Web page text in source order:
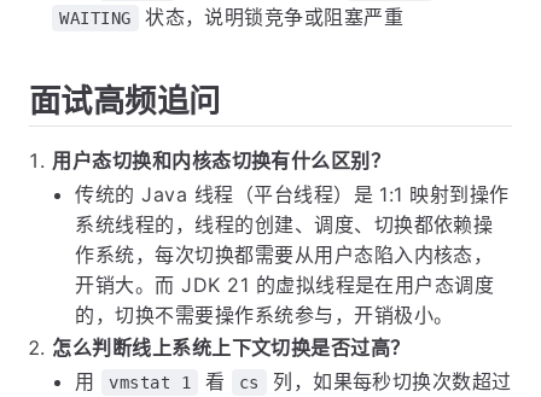
WAITING 状态，说明锁竞争或阻塞严重
面试高频追问
用户态切换和内核态切换有什么区别？
传统的 Java 线程（平台线程）是 1:1 映射到操作
系统线程的，线程的创建、调度、切换都依赖操
作系统，每次切换都需要从用户态陷入内核态，
开销大。而 JDK 21 的虚拟线程是在用户态调度
的，切换不需要操作系统参与，开销极小。
怎么判断线上系统上下文切换是否过高？
用
vmstat 1 看 cs
列，如果每秒切换次数超过